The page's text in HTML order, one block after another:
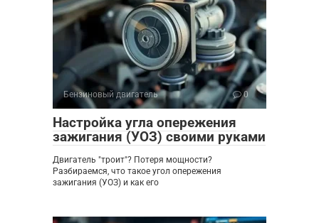
Бензиновый двигатель 0
Настройка угла опережения
зажигания (УОЗ) своими руками
Двигатель "троит"? Потеря мощности?
Разбираемся, что такое угол опережения
зажигания (УОЗ) и как его